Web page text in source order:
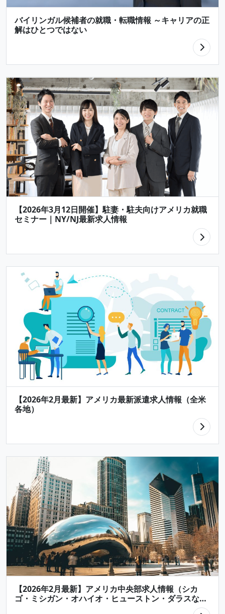
バイリンガル候補者の就職・転職情報 ～キャリアの正
解はひとつではない
【2026年3月12日開催】駐妻・駐夫向けアメリカ就職
セミナー｜NY/NJ最新求人情報
【2026年2月最新】アメリカ最新派遣求人情報（全米
各地）
【2026年2月最新】アメリカ中央部求人情報（シカ
ゴ・ミシガン・オハイオ・ヒューストン・ダラスな
ど）/【 Latest Job Listings in U.S. 】Central Area